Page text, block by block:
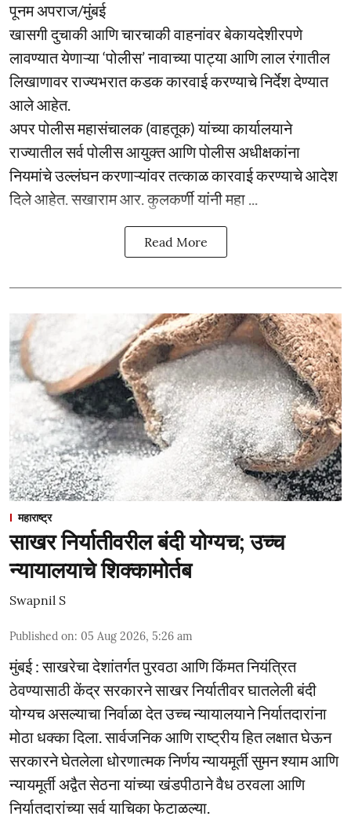
पूनम अपराज/मुंबई
खासगी दुचाकी आणि चारचाकी वाहनांवर बेकायदेशीरपणे
लावण्यात येणाऱ्या ‘पोलीस’ नावाच्या पाट्या आणि लाल रंगातील
लिखाणावर राज्यभरात कडक कारवाई करण्याचे निर्देश देण्यात
आले आहेत.
अपर पोलीस महासंचालक (वाहतूक) यांच्या कार्यालयाने
राज्यातील सर्व पोलीस आयुक्त आणि पोलीस अधीक्षकांना
नियमांचे उल्लंघन करणाऱ्यांवर तत्काळ कारवाई करण्याचे आदेश
दिले आहेत. सखाराम आर. कुलकर्णी यांनी महा ...
Read More
महाराष्ट्र
साखर निर्यातीवरील बंदी योग्यच; उच्च
न्यायालयाचे शिक्कामोर्तब
Swapnil S
Published on: 05 Aug 2026, 5:26 am
मुंबई : साखरेचा देशांतर्गत पुरवठा आणि किंमत नियंत्रित
ठेवण्यासाठी केंद्र सरकारने साखर निर्यातीवर घातलेली बंदी
योग्यच असल्याचा निर्वाळा देत उच्च न्यायालयाने निर्यातदारांना
मोठा धक्का दिला. सार्वजनिक आणि राष्ट्रीय हित लक्षात घेऊन
सरकारने घेतलेला धोरणात्मक निर्णय न्यायमूर्ती सुमन श्याम आणि
न्यायमूर्ती अद्वैत सेठना यांच्या खंडपीठाने वैध ठरवला आणि
निर्यातदारांच्या सर्व याचिका फेटाळल्या.